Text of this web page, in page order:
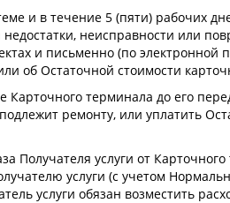
и в течение 5 (пяти) рабочих
неисправности или
и письменно (по электронной
об Остаточной стоимости
Карточного терминала до его
ремонту, или уплатить
Получателя услуги от
услуги (с учетом
услуги обязан возместить